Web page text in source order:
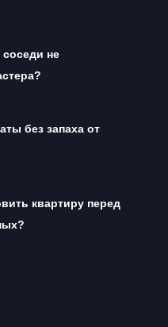
соседи не
без запаха от
квартиру перед